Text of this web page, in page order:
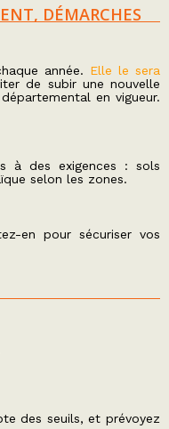
DÉMARCHES
année. Elle le sera
de subir une nouvelle
en vigueur.
à des exigences : sols
selon les zones.
en pour sécuriser vos
des seuils, et prévoyez